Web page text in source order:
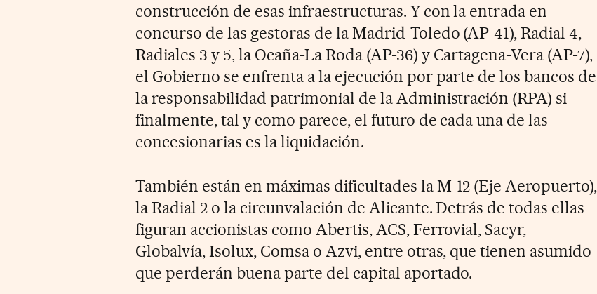
construcción de esas infraestructuras. Y con la entrada en
concurso de las gestoras de la Madrid-Toledo (AP-41), Radial 4,
Radiales 3 y 5, la Ocaña-La Roda (AP-36) y Cartagena-Vera (AP-7),
el Gobierno se enfrenta a la ejecución por parte de los bancos de
la responsabilidad patrimonial de la Administración (RPA) si
finalmente, tal y como parece, el futuro de cada una de las
concesionarias es la liquidación.
También están en máximas dificultades la M-12 (Eje Aeropuerto),
la Radial 2 o la circunvalación de Alicante. Detrás de todas ellas
figuran accionistas como Abertis, ACS, Ferrovial, Sacyr,
Globalvía, Isolux, Comsa o Azvi, entre otras, que tienen asumido
que perderán buena parte del capital aportado.